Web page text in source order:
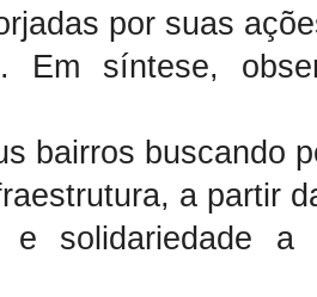
por suas
Em síntese,
bairros buscando
a partir
e solidariedade